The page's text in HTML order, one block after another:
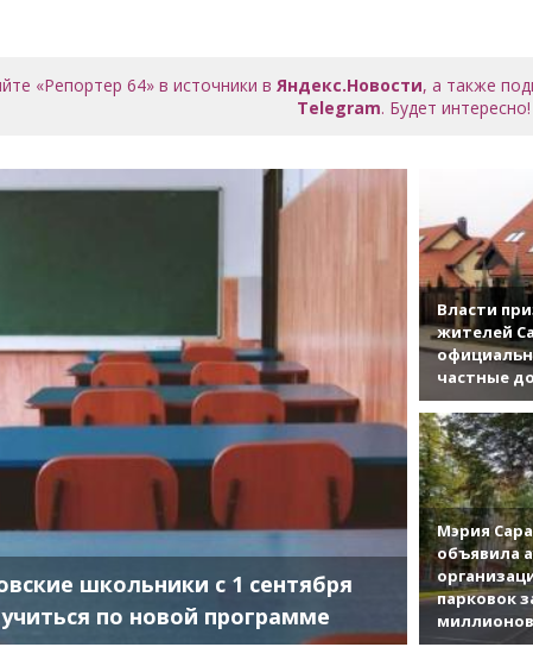
«Репортер 64» в источники вЯндекс.Новости, а также
Telegram. Будет интересно!
школьники с 1 сентября
по новой программе
Власти
жителей
частные
Мэрия
объявила
парковок